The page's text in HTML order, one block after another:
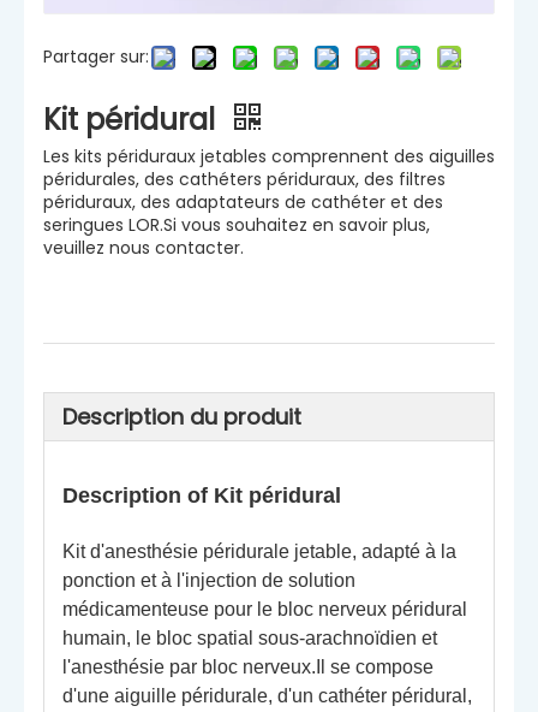
Partager sur:
Kit péridural
Les kits périduraux jetables comprennent des aiguilles
péridurales, des cathéters périduraux, des filtres
périduraux, des adaptateurs de cathéter et des
seringues LOR.Si vous souhaitez en savoir plus,
veuillez nous contacter.
Description du produit
Description of Kit péridural
Kit d'anesthésie péridurale jetable, adapté à la
ponction et à l'injection de solution
médicamenteuse pour le bloc nerveux péridural
humain, le bloc spatial sous-arachnoïdien et
l'anesthésie par bloc nerveux.Il se compose
d'une aiguille péridurale, d'un cathéter péridural,